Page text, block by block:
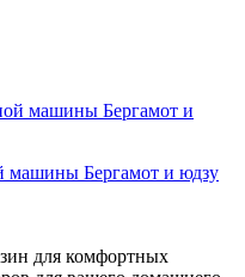
машины Бергамот и юдзу
для комфортных